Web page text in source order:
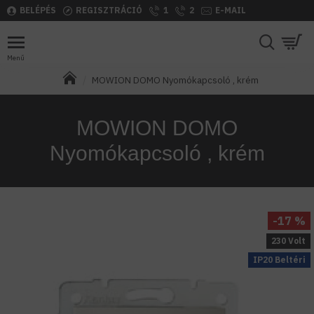
BELÉPÉS REGISZTRÁCIÓ 1 2 E-MAIL
MOWION DOMO Nyomókapcsoló , krém
MOWION DOMO
Nyomókapcsoló , krém
IP20 Beltéri
230 Volt
-17 %